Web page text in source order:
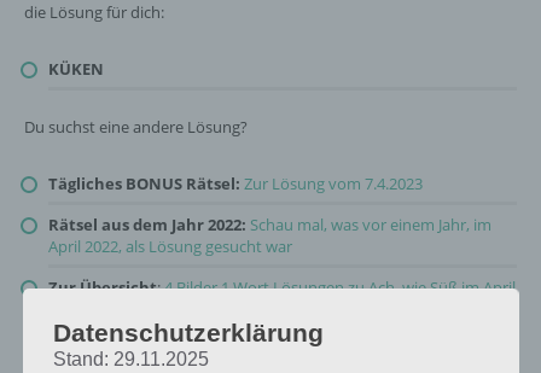
die Lösung für dich:
KÜKEN
Du suchst eine andere Lösung?
Tägliches BONUS Rätsel: Zur Lösung vom 7.4.2023
Rätsel aus dem Jahr 2022: Schau mal, was vor einem Jahr, im
April 2022, als Lösung gesucht war
Zur Übersicht:4 Bilder 1 Wort Lösungen zu Ach, wie Süß im April
Datenschutzerklärung
Stand: 29.11.2025